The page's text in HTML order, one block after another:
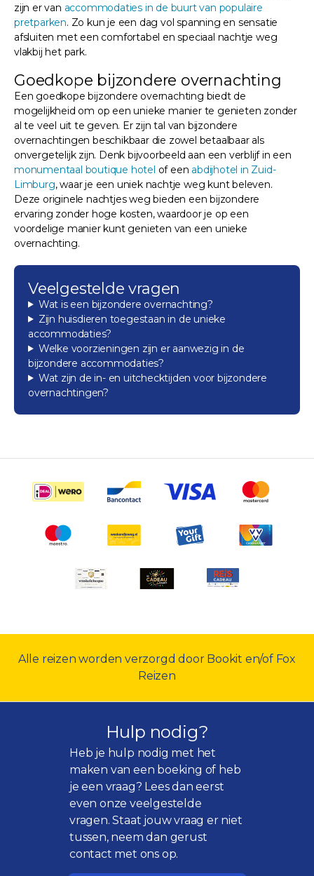
zijn er van accommodaties in de buurt van populaire
pretparken. Zo kun je een dag vol spanning en sensatie
afsluiten met een comfortabel en speciaal nachtje weg
vlakbij het park.
Goedkope bijzondere overnachting
Een goedkope bijzondere overnachting biedt de
mogelijkheid om op een unieke manier te genieten zonder
al te veel uit te geven. Er zijn tal van bijzondere
overnachtingen beschikbaar die zowel betaalbaar als
onvergetelijk zijn. Denk bijvoorbeeld aan een verblijf in een
monumentaal boutique hotel of een abdijhotel in Zuid-
Limburg, waar je een uniek nachtje weg kunt beleven.
Deze originele nachtjes weg bieden een bijzondere
ervaring zonder hoge kosten, waardoor je op een
voordelige manier kunt genieten van een unieke
overnachting.
Veelgestelde vragen
Wat is een bijzondere overnachting?
Zijn huisdieren toegestaan in de unieke
accommodaties?
Welke voorzieningen zijn er aanwezig in de
bijzondere accommodaties?
Wat zijn de in- en uitchecktijden voor bijzondere
overnachtingen?
Alle reizen worden verzorgd door Bookit en/of Fox
Reizen
Hulp nodig?
Heb je hulp nodig met het
maken van een boeking of heb
je een vraag? Lees dan eerst
even onzeveelgestelde
vragen. Staat jouw vraag er niet
tussen, neem dan gerust
contact met ons op.